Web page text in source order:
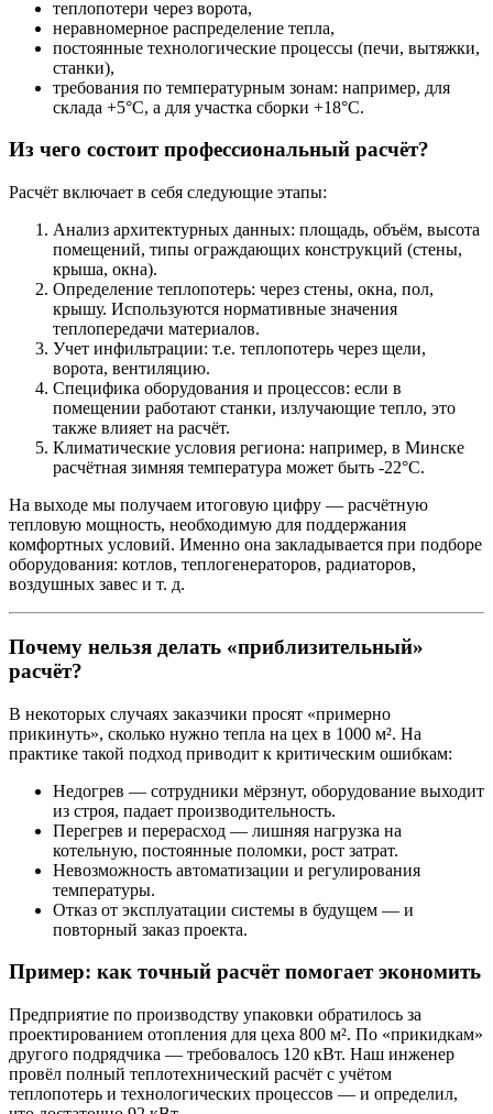
теплопотери через ворота,
неравномерное распределение тепла,
постоянные технологические процессы (печи, вытяжки,
станки),
требования по температурным зонам: например, для
склада +5°C, а для участка сборки +18°C.
Из чего состоит профессиональный расчёт?
Расчёт включает в себя следующие этапы:
Анализ архитектурных данных: площадь, объём, высота
помещений, типы ограждающих конструкций (стены,
крыша, окна).
Определение теплопотерь: через стены, окна, пол,
крышу. Используются нормативные значения
теплопередачи материалов.
Учет инфильтрации: т.е. теплопотерь через щели,
ворота, вентиляцию.
Специфика оборудования и процессов: если в
помещении работают станки, излучающие тепло, это
также влияет на расчёт.
Климатические условия региона: например, в Минске
расчётная зимняя температура может быть -22°C.
На выходе мы получаем итоговую цифру — расчётную
тепловую мощность, необходимую для поддержания
комфортных условий. Именно она закладывается при подборе
оборудования: котлов, теплогенераторов, радиаторов,
воздушных завес и т. д.
Почему нельзя делать «приблизительный»
расчёт?
В некоторых случаях заказчики просят «примерно
прикинуть», сколько нужно тепла на цех в 1000 м². На
практике такой подход приводит к критическим ошибкам:
Недогрев — сотрудники мёрзнут, оборудование выходит
из строя, падает производительность.
Перегрев и перерасход — лишняя нагрузка на
котельную, постоянные поломки, рост затрат.
Невозможность автоматизации и регулирования
температуры.
Отказ от эксплуатации системы в будущем — и
повторный заказ проекта.
Пример: как точный расчёт помогает экономить
Предприятие по производству упаковки обратилось за
проектированием отопления для цеха 800 м². По «прикидкам»
другого подрядчика — требовалось 120 кВт. Наш инженер
провёл полный теплотехнический расчёт с учётом
теплопотерь и технологических процессов — и определил,